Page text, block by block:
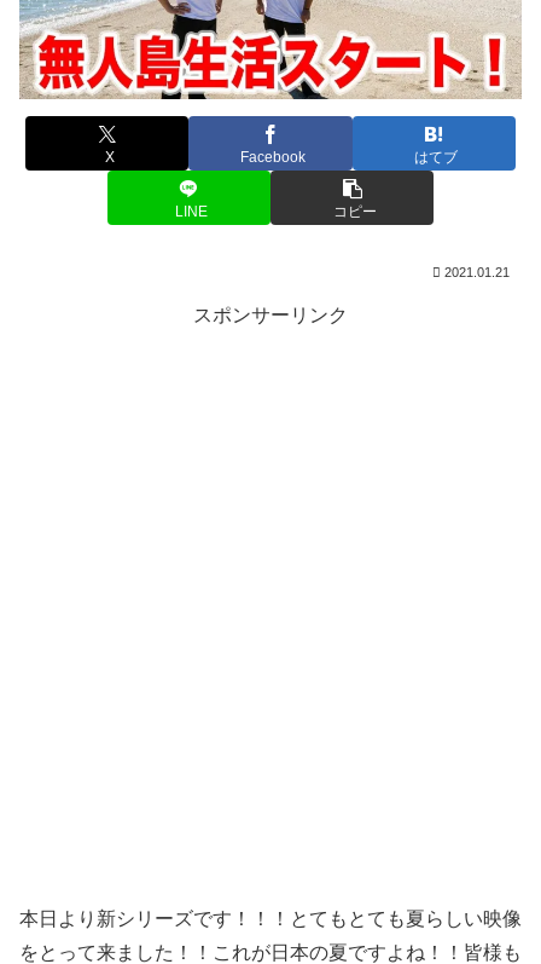
X Facebook はてブ
LINE コピー
2021.01.21
スポンサーリンク
本日より新シリーズです！！！とてもとても夏らしい映像
をとって来ました！！これが日本の夏ですよね！！皆様も